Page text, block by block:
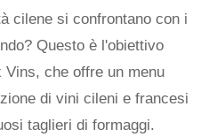
cilene si confrontano con i
Questo è l'obiettivo
che offre un menu
di vini cileni e francesi
taglieri di formaggi.